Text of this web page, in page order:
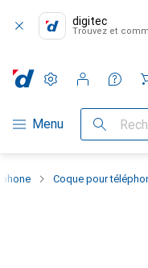
digitec
Trouvez et
Navigation par catégorie
Menu Recherche
Paramètres
Compte client
Listes de
Listes d'envies
Panier
Coque pour